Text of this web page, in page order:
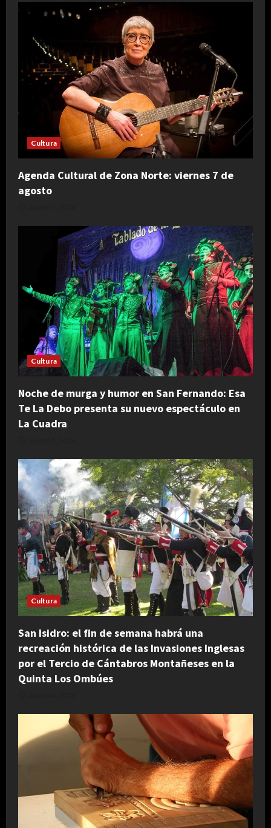
Cultura
Agenda Cultural de Zona Norte: viernes 7 de
agosto
Cultura
Noche de murga y humor en San Fernando: Esa
Te La Debo presenta su nuevo espectáculo en
La Cuadra
Cultura
San Isidro: el fin de semana habrá una
recreación histórica de las Invasiones Inglesas
por el Tercio de Cántabros Montañeses en la
Quinta Los Ombúes